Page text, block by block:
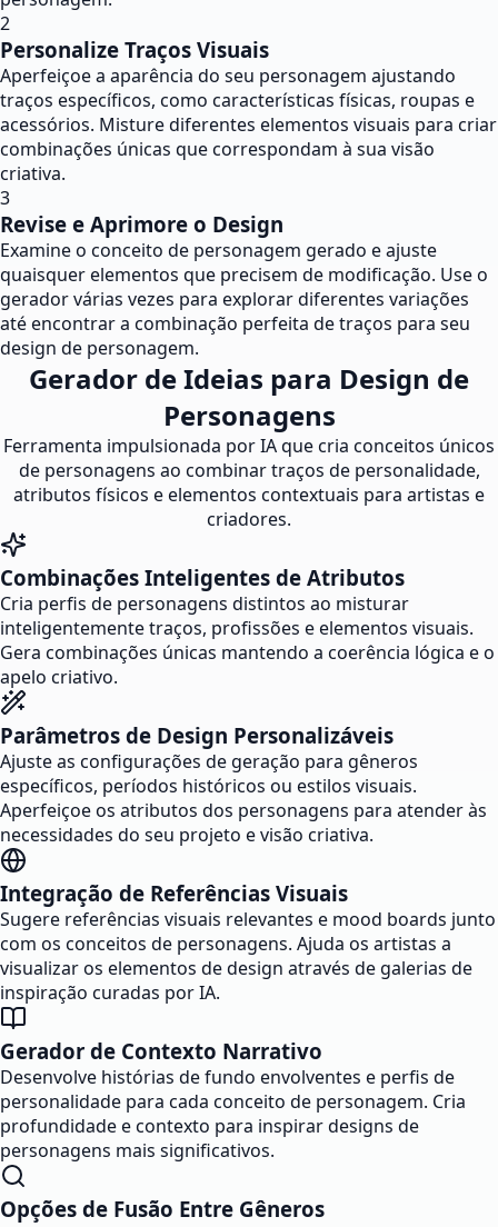
2
Personalize Traços Visuais
Aperfeiçoe a aparência do seu personagem ajustando
traços específicos, como características físicas, roupas e
acessórios. Misture diferentes elementos visuais para criar
combinações únicas que correspondam à sua visão
criativa.
3
Revise e Aprimore o Design
Examine o conceito de personagem gerado e ajuste
quaisquer elementos que precisem de modificação. Use o
gerador várias vezes para explorar diferentes variações
até encontrar a combinação perfeita de traços para seu
design de personagem.
Gerador de Ideias para Design de
Personagens
Ferramenta impulsionada por IA que cria conceitos únicos
de personagens ao combinar traços de personalidade,
atributos físicos e elementos contextuais para artistas e
criadores.
Combinações Inteligentes de Atributos
Cria perfis de personagens distintos ao misturar
inteligentemente traços, profissões e elementos visuais.
Gera combinações únicas mantendo a coerência lógica e o
apelo criativo.
Parâmetros de Design Personalizáveis
Ajuste as configurações de geração para gêneros
específicos, períodos históricos ou estilos visuais.
Aperfeiçoe os atributos dos personagens para atender às
necessidades do seu projeto e visão criativa.
Integração de Referências Visuais
Sugere referências visuais relevantes e mood boards junto
com os conceitos de personagens. Ajuda os artistas a
visualizar os elementos de design através de galerias de
inspiração curadas por IA.
Gerador de Contexto Narrativo
Desenvolve histórias de fundo envolventes e perfis de
personalidade para cada conceito de personagem. Cria
profundidade e contexto para inspirar designs de
personagens mais significativos.
Opções de Fusão Entre Gêneros